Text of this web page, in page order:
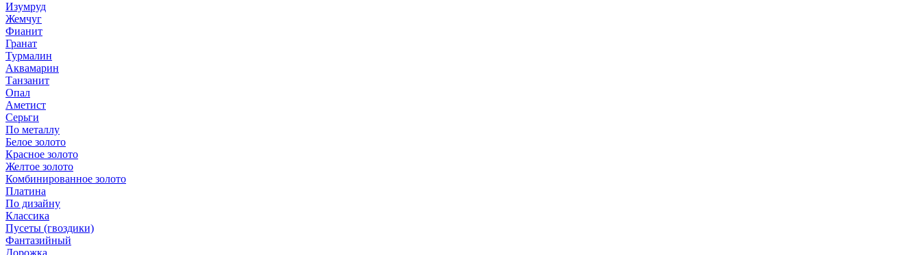
Изумруд
Жемчуг
Фианит
Гранат
Турмалин
Аквамарин
Танзанит
Опал
Аметист
Серьги
По металлу
Белое золото
Красное золото
Желтое золото
Комбинированное золото
Платина
По дизайну
Классика
Пусеты (гвоздики)
Фантазийный
Дорожка